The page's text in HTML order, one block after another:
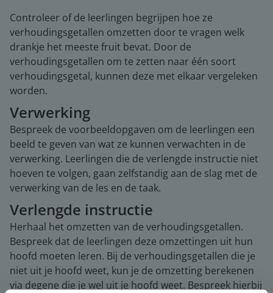
Controleer of de leerlingen begrijpen hoe ze
verhoudingsgetallen omzetten door te vragen welk
drankje het meeste fruit bevat. Door de
verhoudingsgetallen om te zetten naar één soort
verhoudingsgetal, kunnen deze met elkaar vergeleken
worden.
Verwerking
Bespreek de voorbeeldopgaven om de leerlingen een
beeld te geven van wat ze kunnen verwachten in de
verwerking. Leerlingen die de verlengde instructie niet
hoeven te volgen, gaan zelfstandig aan de slag met de
verwerking van de les en de taak.
Verlengde instructie
Herhaal het omzetten van de verhoudingsgetallen.
Bespreek dat de leerlingen deze omzettingen uit hun
hoofd moeten leren. Bij de verhoudingsgetallen die je
niet uit je hoofd weet, kun je de omzetting berekenen
via degene die je wel uit je hoofd weet. Bespreek hierbij